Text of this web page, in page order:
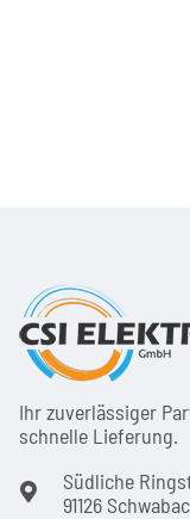
Ihr zuver­läs­siger
schnel­le Lie­ferung.
Südliche
91126